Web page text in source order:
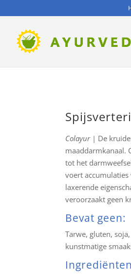
Colayur| De
maaddarmkanaal.
tot het
voert
laxerende
veroorzaakt geen
Bevat geen:
Tarwe, gluten,
kunstmatige